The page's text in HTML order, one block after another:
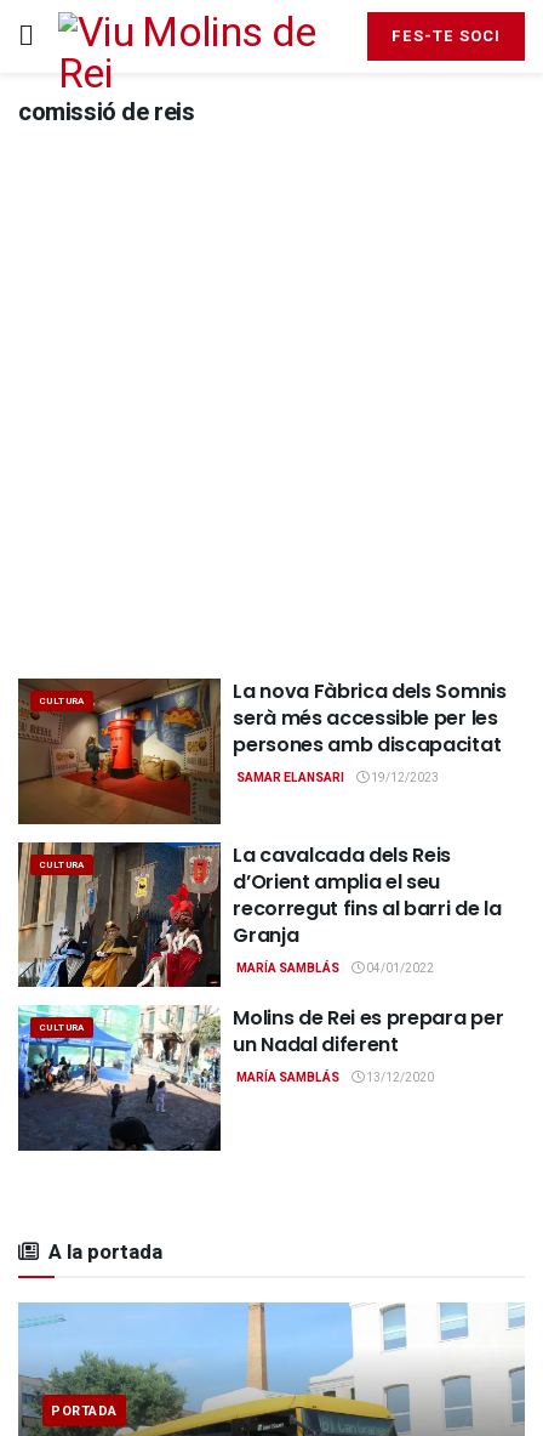
FES-TE SOCI
comissió de reis
CULTURA
La nova Fàbrica dels Somnis
serà més accessible per les
persones amb discapacitat
SAMAR ELANSARI 19/12/2023
CULTURA
La cavalcada dels Reis
d’Orient amplia el seu
recorregut fins al barri de la
Granja
MARÍA SAMBLÁS 04/01/2022
CULTURA
Molins de Rei es prepara per
un Nadal diferent
MARÍA SAMBLÁS 13/12/2020
A la portada
PORTADA